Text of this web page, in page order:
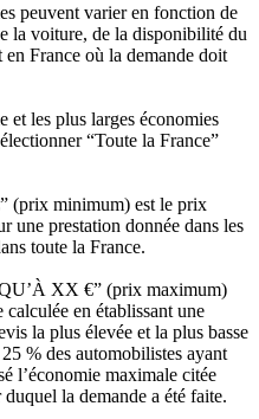
peuvent varier en fonction de
la voiture, de la disponibilité du
en France où la demande doit
et les plus larges économies
“Toute la France”
(prix minimum) est le prix
une prestation donnée dans les
toute la France.
XX €” (prix maximum)
en établissant une
la plus élevée et la plus basse
% des automobilistes ayant
l’économie maximale citée
la demande a été faite.